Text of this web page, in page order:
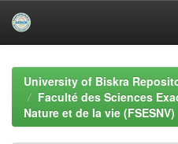
navigationUniversity of Biskra
Faculté des Sciences
Nature et de la vie (FSESNV)